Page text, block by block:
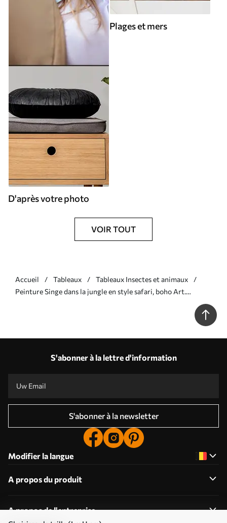
D'après votre photo
Plages et mers
VOIR TOUT
Accueil Tableaux
Tableaux Insectes et animaux
Peinture Singe dans la jungle en style safari, boho Art.
S'abonner à la lettre d'information
S'abonner à la newsletter
Modifier la langue
A propos du produit
A propos de l'entreprise